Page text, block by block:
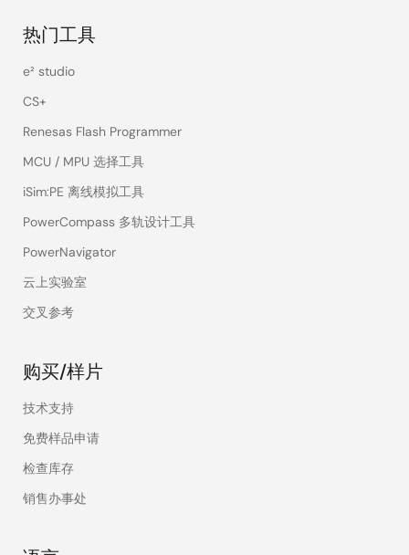
热门工具
e² studio
CS+
Renesas Flash Programmer
MCU / MPU 选择工具
iSim:PE 离线模拟工具
PowerCompass 多轨设计工具
PowerNavigator
云上实验室
交叉参考
购买/样片
技术支持
免费样品申请
检查库存
销售办事处